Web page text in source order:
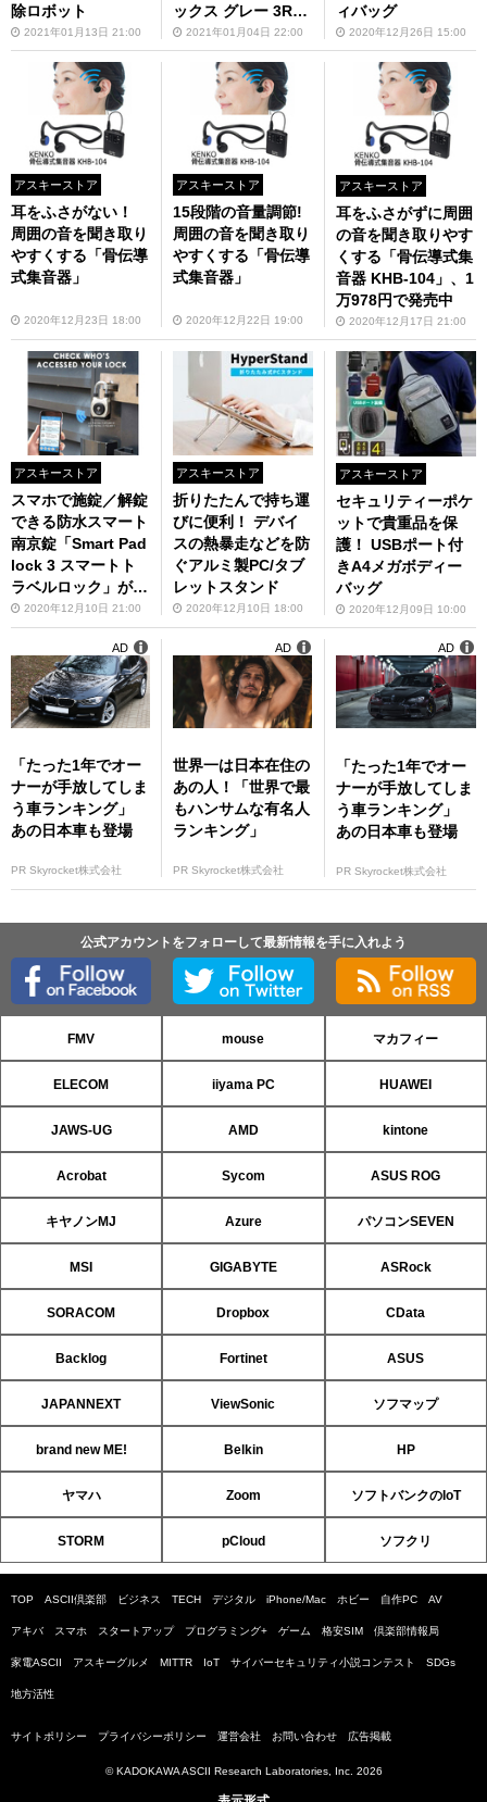
除ロボット
2021年01月13日 21:00
ックス グレー 3R-S
LB01GY」が3990
円
2021年01月04日 22:00
ィバッグ
2020年12月26日 15:00
アスキーストア
耳をふさがない！
周囲の音を聞き取り
やすくする「骨伝導
式集音器」
2020年12月23日 18:00
アスキーストア
15段階の音量調節!
周囲の音を聞き取り
やすくする「骨伝導
式集音器」
2020年12月22日 19:00
アスキーストア
耳をふさがずに周囲
の音を聞き取りやす
くする「骨伝導式集
音器 KHB-104」、1
万978円で発売中
2020年12月17日 21:00
アスキーストア
スマホで施錠／解錠
できる防水スマート
南京錠「Smart Pad
lock 3 スマートト
ラベルロック」が46
00円
2020年12月10日 21:00
アスキーストア
折りたたんで持ち運
びに便利！ デバイ
スの熱暴走などを防
ぐアルミ製PC/タブ
レットスタンド
2020年12月10日 18:00
アスキーストア
セキュリティーポケ
ットで貴重品を保
護！ USBポート付
きA4メガボディー
バッグ
2020年12月09日 10:00
「たった1年でオー
ナーが手放してしま
う車ランキング」
あの日本車も登場
PR Skyrocket株式会社
AD
世界一は日本在住の
あの人！「世界で最
もハンサムな有名人
ランキング」
PR Skyrocket株式会社
AD
「たった1年でオー
ナーが手放してしま
う車ランキング」
あの日本車も登場
PR Skyrocket株式会社
AD
公式アカウントをフォローして最新情報を手に入れよう
FMV mouse マカフィー
ELECOM iiyama PC HUAWEI
JAWS-UG AMD kintone
Acrobat Sycom ASUS ROG
キヤノンMJ Azure パソコンSEVEN
MSI GIGABYTE ASRock
SORACOM Dropbox CData
Backlog Fortinet ASUS
JAPANNEXT ViewSonic ソフマップ
brand new ME! Belkin HP
ヤマハ Zoom ソフトバンクのIoT
STORM pCloud ソフクリ
TOP ASCII倶楽部 ビジネス TECH デジタル iPhone/Mac ホビー 自作PC AV
アキバ スマホ スタートアップ プログラミング+ ゲーム 格安SIM 倶楽部情報局
家電ASCII アスキーグルメ MITTR IoT サイバーセキュリティ小説コンテスト SDGs
地方活性
サイトポリシー プライバシーポリシー 運営会社 お問い合わせ 広告掲載
© KADOKAWA ASCII Research Laboratories, Inc. 2026